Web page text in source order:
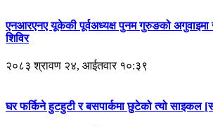
एनआरएनए यूकेकी पूर्वअध्यक्ष पुनम गुरुङको अगुवाइमा
शिविर
२०८३ श्रावण २४, आईतवार १०:३९
घर फर्किने हुटहुटी र बसपार्कमा छुटेको त्यो साइकल